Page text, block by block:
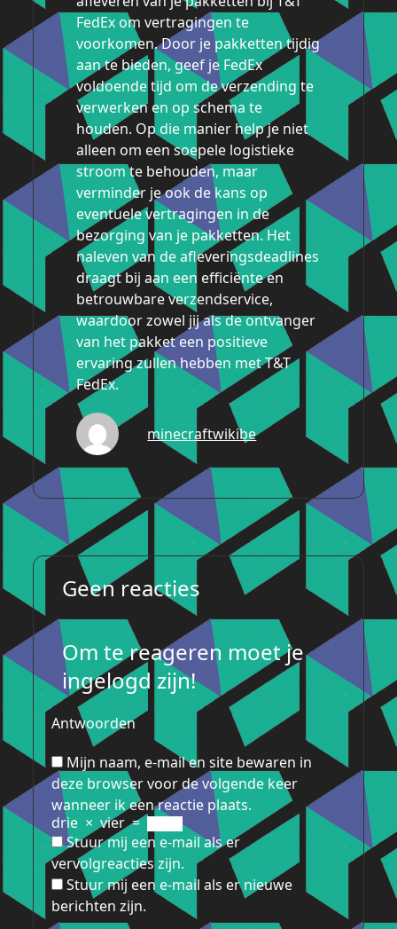
FedEx om vertragingen te
voorkomen. Door je pakketten tijdig
aan te bieden, geef je FedEx
voldoende tijd om de verzending te
verwerken en op schema te
houden. Op die manier help je niet
alleen om een soepele logistieke
stroom te behouden, maar
verminder je ook de kans op
eventuele vertragingen in de
bezorging van je pakketten. Het
naleven van de afleveringsdeadlines
draagt bij aan een efficiënte en
betrouwbare verzendservice,
waardoor zowel jij als de ontvanger
van het pakket een positieve
ervaring zullen hebben met T&T
FedEx.
minecraftwikibe
Geen reacties
Om te reageren moet je
ingelogd zijn!
Antwoorden
Mijn naam, e-mail en site bewaren in
deze browser voor de volgende keer
wanneer ik een reactie plaats.
drie × vier=
Stuur mij een e-mail als er
vervolgreacties zijn.
Stuur mij een e-mail als er nieuwe
berichten zijn.